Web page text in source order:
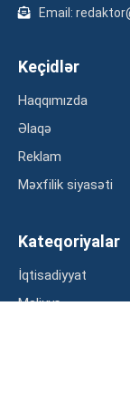
Email:
Keçidlər
Haqqımızda
Əlaqə
Reklam
Məxfilik siyasəti
Kateqoriyalar
İqtisadiyyat
Maliyyə